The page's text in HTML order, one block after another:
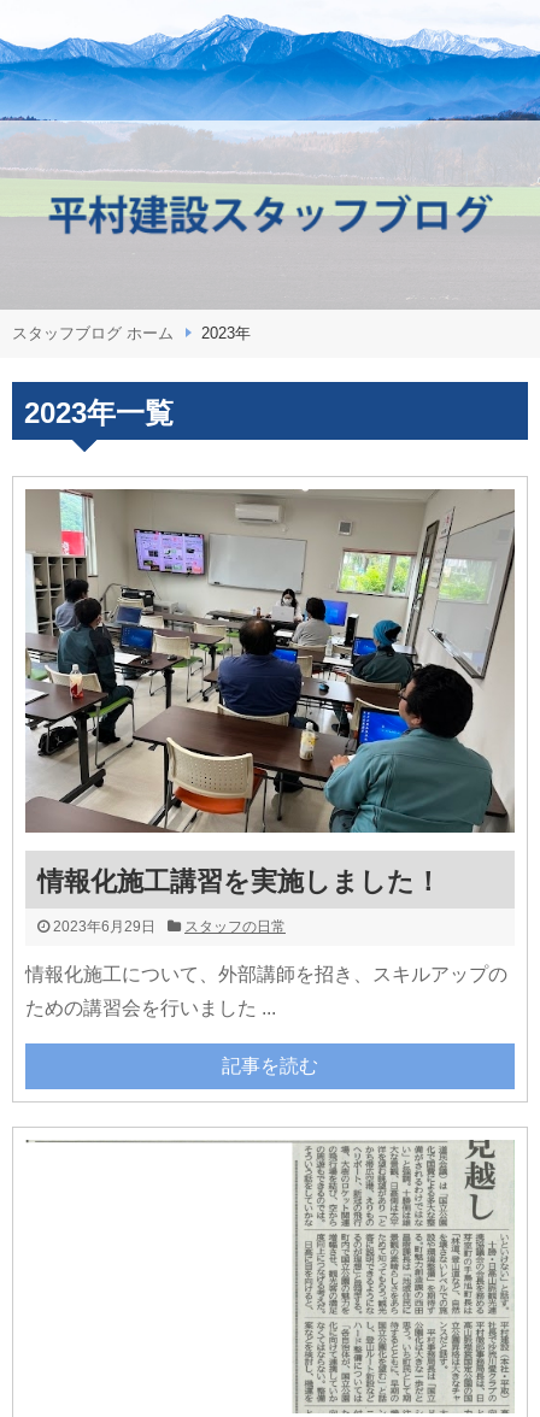
スタッフブログ ホーム 2023年
2023年一覧
情報化施工講習を実施しました！
2023年6月29日 スタッフの日常
情報化施工について、外部講師を招き、スキルアップの
ための講習会を行いました ...
記事を読む